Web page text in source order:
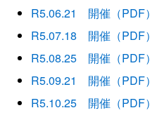
R5.06.21 開催（PDF）
R5.07.18 開催（PDF）
R5.08.25 開催（PDF）
R5.09.21 開催（PDF）
R5.10.25 開催（PDF）